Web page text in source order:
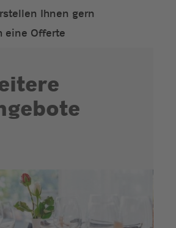
Ihnen gern
eine Offerte